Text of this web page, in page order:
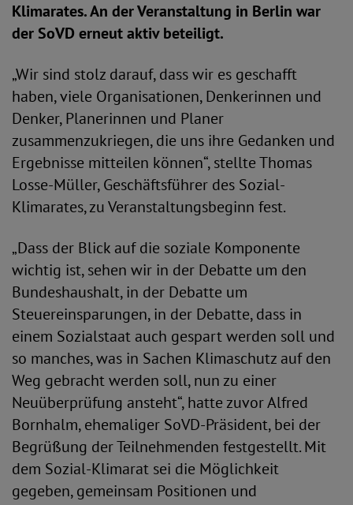
Klimarates. An der Veranstaltung in Berlin war
der SoVD erneut aktiv beteiligt.
„Wir sind stolz darauf, dass wir es geschafft
haben, viele Organisationen, Denkerinnen und
Denker, Planerinnen und Planer
zusammenzukriegen, die uns ihre Gedanken und
Ergebnisse mitteilen können“, stellte Thomas
Losse-Müller, Geschäftsführer des Sozial-
Klimarates, zu Veranstaltungsbeginn fest.
„Dass der Blick auf die soziale Komponente
wichtig ist, sehen wir in der Debatte um den
Bundeshaushalt, in der Debatte um
Steuereinsparungen, in der Debatte, dass in
einem Sozialstaat auch gespart werden soll und
so manches, was in Sachen Klimaschutz auf den
Weg gebracht werden soll, nun zu einer
Neuüberprüfung ansteht“, hatte zuvor Alfred
Bornhalm, ehemaliger SoVD-Präsident, bei der
Begrüßung der Teilnehmenden festgestellt. Mit
dem Sozial-Klimarat sei die Möglichkeit
gegeben, gemeinsam Positionen und